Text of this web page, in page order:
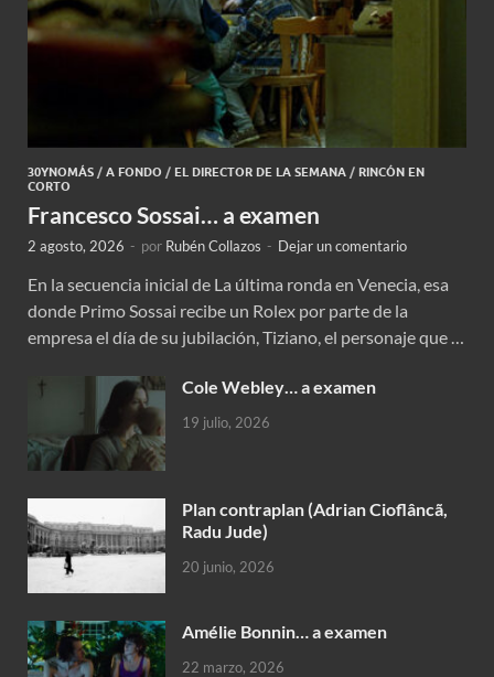
30YNOMÁS / A FONDO / EL DIRECTOR DE LA SEMANA / RINCÓN EN
CORTO
Francesco Sossai… a examen
2 agosto, 2026 - por Rubén Collazos - Dejar un comentario
En la secuencia inicial de La última ronda en Venecia, esa
donde Primo Sossai recibe un Rolex por parte de la
empresa el día de su jubilación, Tiziano, el personaje que …
Cole Webley… a examen
19 julio, 2026
Plan contraplan (Adrian Cioflâncã,
Radu Jude)
20 junio, 2026
Amélie Bonnin… a examen
22 marzo, 2026